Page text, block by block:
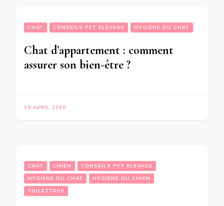
CHAT CONSEILS PET ELEVAGE HYGIÈNE DU CHAT
Chat d’appartement : comment
assurer son bien-être ?
19 AVRIL 2016
CHAT CHIEN
CONSEILS PET ELEVAGE
HYGIÈNE DU CHAT
HYGIÈNE DU CHIEN
TOILETTAGE